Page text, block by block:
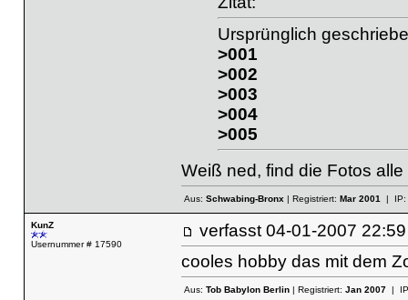
Ursprünglich
>001
>002
>003
>004
>005
Weiß ned, find die Fotos
Aus: Schwabing-Bronx| Registriert: Mar 2001| IP:
KunZ
Usernummer # 17590
verfasst 04-01-2007
cooles hobby das mit dem
Aus: Tob Babylon Berlin| Registriert: Jan 2007|